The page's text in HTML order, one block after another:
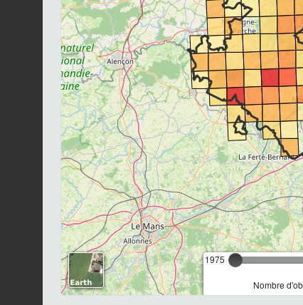
1975
Nombre